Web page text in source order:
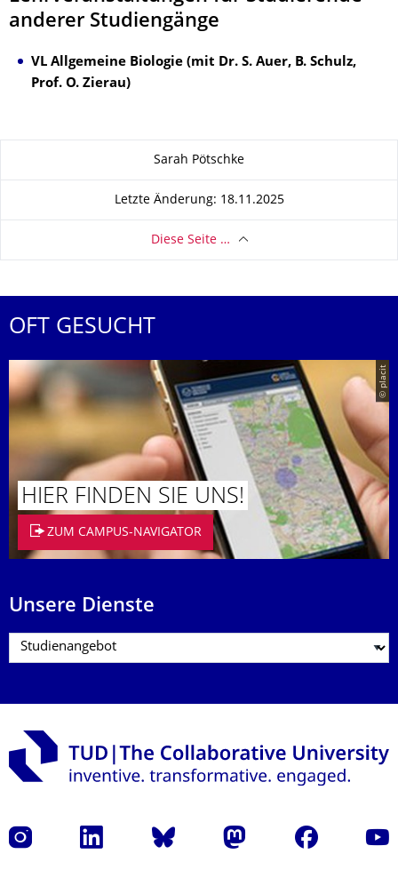
anderer Studiengänge
VL Allgemeine Biologie (mit Dr. S. Auer, B. Schulz,
Prof. O. Zierau)
Sarah Pötschke
Letzte Änderung: 18.11.2025
Diese Seite …
OFT GESUCHT
© placit
HIER FINDEN SIE UNS!
ZUM CAMPUS-NAVIGATOR
Unsere Dienste
Instagram LinkedIn Bluesky Mastodon Facebook